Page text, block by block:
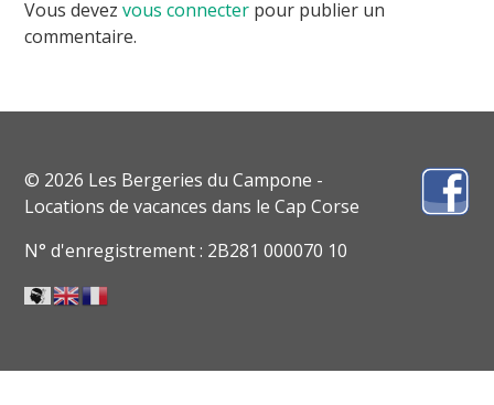
Vous devezvous connecter pour publier un
commentaire.
© 2026 Les Bergeries du Campone -
Locations de vacances dans le Cap Corse
N° d'enregistrement : 2B281 000070 10